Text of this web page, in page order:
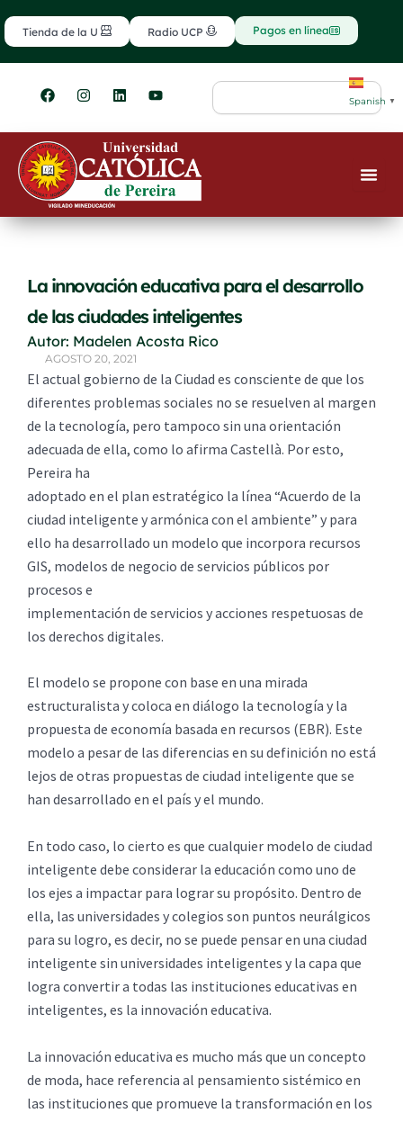
al
contenido
Tienda de la U Radio UCP Pagos en línea
F
a
e
b
o
o
k
I
n
t
g
r
m
L
i
k
e
d
i
n
Y
o
t
u
b
e
Search
Spanish ▼
La innovación educativa para el desarrollo
de las ciudades inteligentes
Autor: Madelen Acosta Rico
AGOSTO 20, 2021
El actual gobierno de la Ciudad es consciente de que los
diferentes problemas sociales no se resuelven al margen
de la tecnología, pero tampoco sin una orientación
adecuada de ella, como lo afirma Castellà. Por esto,
Pereira ha
adoptado en el plan estratégico la línea “Acuerdo de la
ciudad inteligente y armónica con el ambiente” y para
ello ha desarrollado un modelo que incorpora recursos
GIS, modelos de negocio de servicios públicos por
procesos e
implementación de servicios y acciones respetuosas de
los derechos digitales.
El modelo se propone con base en una mirada
estructuralista y coloca en diálogo la tecnología y la
propuesta de economía basada en recursos (EBR). Este
modelo a pesar de las diferencias en su definición no está
lejos de otras propuestas de ciudad inteligente que se
han desarrollado en el país y el mundo.
En todo caso, lo cierto es que cualquier modelo de ciudad
inteligente debe considerar la educación como uno de
los ejes a impactar para lograr su propósito. Dentro de
ella, las universidades y colegios son puntos neurálgicos
para su logro, es decir, no se puede pensar en una ciudad
inteligente sin universidades inteligentes y la capa que
logra convertir a todas las instituciones educativas en
inteligentes, es la innovación educativa.
La innovación educativa es mucho más que un concepto
de moda, hace referencia al pensamiento sistémico en
las instituciones que promueve la transformación en los